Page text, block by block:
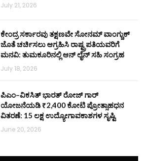
July 21, 2026
ಕೇಂದ್ರ ಸರ್ಕಾರವು ತಕ್ಷಣವೇ ಸೋನಮ್ ವಾಂಗ್ಚುಕ್
ಜೊತೆ ಚರ್ಚಿಸಲು ಆಗ್ರಹಿಸಿ ರಾಷ್ಟ್ರಪತಿಯವರಿಗೆ
ಮನವಿ: ತುಮಕೂರಿನಲ್ಲಿ ಆನ್‌ ಲೈನ್ ಸಹಿ ಸಂಗ್ರಹ
July 18, 2026
ಪಿಎಂ–ವಿಕಸಿತ್ ಭಾರತ್ ರೋಜ್‌ ಗಾರ್
ಯೋಜನೆಯಡಿ ₹2,400 ಕೋಟಿ ಪ್ರೋತ್ಸಾಹಧನ
ವಿತರಣೆ: 15 ಲಕ್ಷ ಉದ್ಯೋಗಾವಕಾಶಗಳ ಸೃಷ್ಟಿ
June 20, 2026